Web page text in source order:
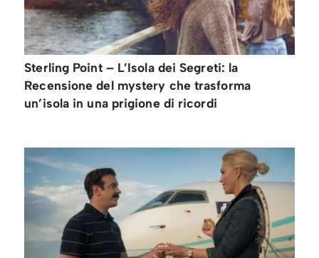
Sterling Point – L’Isola dei Segreti: la
Recensione del mystery che trasforma
un’isola in una prigione di ricordi